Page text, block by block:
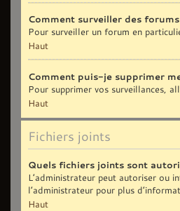
Comment surveiller des forums
Pour surveiller un forum en
Haut
Comment puis-je supprimer
Pour supprimer vos surveillances,
Haut
Fichiers joints
Quels fichiers joints sont
L’administrateur peut autoriser ou
l’administrateur pour plus
Haut